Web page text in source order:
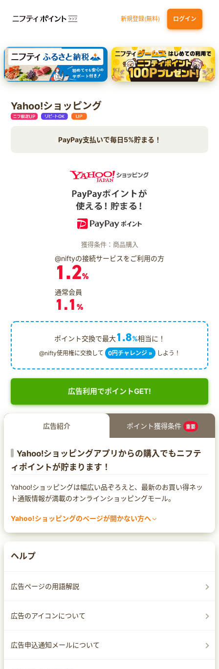
新規登録(無料) ログイン
dカード GOLD 三井住友カード ゴールド（NL）（家族カード発行）
【実質初月無料】DMM | Disney+(ディズニープラス) セットプラン
SBI証券 確定拠出年金（iDeCo）
Yahoo!ショッピング
PayPay支払いで毎日5%貯まる！
獲得条件：商品購入
@niftyの接続サービスをご利用の方
1.2%
通常会員
1.1 %
ポイント交換で最大1.8%相当に！
@nifty使用権に交換して 0円チャレンジ » しよう！
広告利用でポイントGET!
広告紹介 ポイント獲得条件 重要
Yahoo!ショッピングアプリからの購入でもニフテ
ィポイントが貯まります！
Yahoo!ショッピングは幅広い品ぞろえと、最新のお買い得ネッ
ト通販情報が満載のオンラインショッピングモール。
Yahoo!ショッピングのページが開かない方へ
る場合があります。
Yahoo!ショッピングのページが開かなかったり、警告の文言が
なお、設定方法は
サイトへ移動する
トのマニュアルをご確認ください。
ヘルプ
広告ページの用語解説
広告のアイコンについて
広告申込通知メールについて